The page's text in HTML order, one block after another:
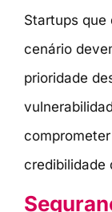
Startups que
cenário
prioridade
credibilidade